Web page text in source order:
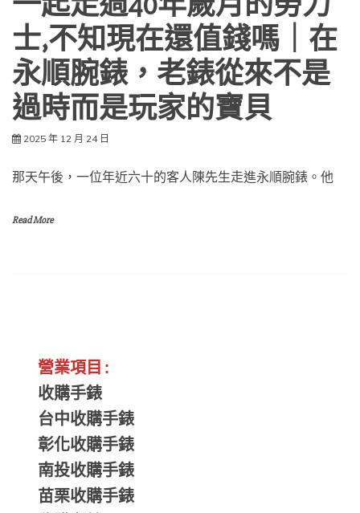
士,不知現在還值錢嗎｜在
永順腕錶，老錶從來不是
過時而是玩家的寶貝
2025 年 12 月 24 日
那天午後，一位年近六十的客人陳先生走進永順腕錶。他
Read More
營業項目:
收購手錶
台中收購手錶
彰化收購手錶
南投收購手錶
苗栗收購手錶